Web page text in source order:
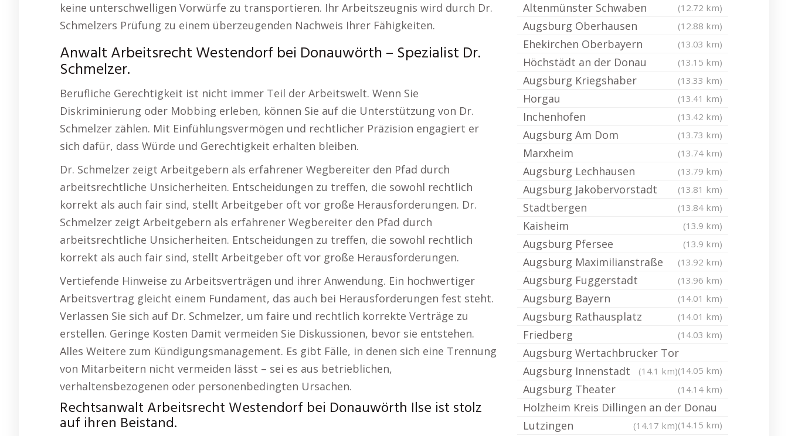
keine unterschwelligen Vorwürfe zu transportieren. Ihr Arbeitszeugnis wird durch Dr.
Schmelzers Prüfung zu einem überzeugenden Nachweis Ihrer Fähigkeiten.
Anwalt Arbeitsrecht Westendorf bei Donauwörth – Spezialist Dr.
Schmelzer.
Berufliche Gerechtigkeit ist nicht immer Teil der Arbeitswelt. Wenn Sie
Diskriminierung oder Mobbing erleben, können Sie auf die Unterstützung von Dr.
Schmelzer zählen. Mit Einfühlungsvermögen und rechtlicher Präzision engagiert er
sich dafür, dass Würde und Gerechtigkeit erhalten bleiben.
Dr. Schmelzer zeigt Arbeitgebern als erfahrener Wegbereiter den Pfad durch
arbeitsrechtliche Unsicherheiten. Entscheidungen zu treffen, die sowohl rechtlich
korrekt als auch fair sind, stellt Arbeitgeber oft vor große Herausforderungen. Dr.
Schmelzer zeigt Arbeitgebern als erfahrener Wegbereiter den Pfad durch
arbeitsrechtliche Unsicherheiten. Entscheidungen zu treffen, die sowohl rechtlich
korrekt als auch fair sind, stellt Arbeitgeber oft vor große Herausforderungen.
Vertiefende Hinweise zu Arbeitsverträgen und ihrer Anwendung. Ein hochwertiger
Arbeitsvertrag gleicht einem Fundament, das auch bei Herausforderungen fest steht.
Verlassen Sie sich auf Dr. Schmelzer, um faire und rechtlich korrekte Verträge zu
erstellen. Geringe Kosten Damit vermeiden Sie Diskussionen, bevor sie entstehen.
Alles Weitere zum Kündigungsmanagement. Es gibt Fälle, in denen sich eine Trennung
von Mitarbeitern nicht vermeiden lässt – sei es aus betrieblichen,
verhaltensbezogenen oder personenbedingten Ursachen.
Rechtsanwalt Arbeitsrecht Westendorf bei Donauwörth Ilse ist stolz
auf ihren Beistand.
Altenmünster Schwaben (12.72 km)
Augsburg Oberhausen (12.88 km)
Ehekirchen Oberbayern (13.03 km)
Höchstädt an der Donau (13.15 km)
Augsburg Kriegshaber (13.33 km)
Horgau (13.41 km)
Inchenhofen (13.42 km)
Augsburg Am Dom (13.73 km)
Marxheim (13.74 km)
Augsburg Lechhausen (13.79 km)
Augsburg Jakobervorstadt (13.81 km)
Stadtbergen (13.84 km)
Kaisheim (13.9 km)
Augsburg Pfersee (13.9 km)
Augsburg Maximilianstraße (13.92 km)
Augsburg Fuggerstadt (13.96 km)
Augsburg Bayern (14.01 km)
Augsburg Rathausplatz (14.01 km)
Friedberg (14.03 km)
Augsburg Wertachbrucker Tor
(14.05 km)
Augsburg Innenstadt (14.1 km)
Augsburg Theater (14.14 km)
Holzheim Kreis Dillingen an der Donau
(14.15 km)
Lutzingen (14.17 km)